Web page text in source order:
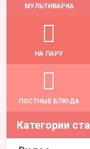
МУЛЬТИВАРКА
НА ПАРУ
ПОСТНЫЕ БЛЮДА
Категории